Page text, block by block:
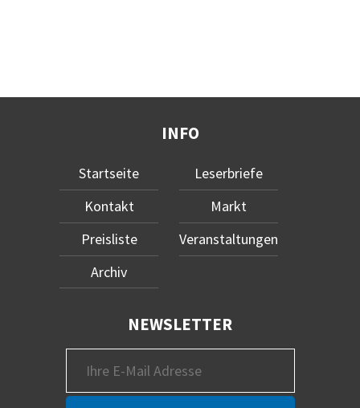
INFO
Startseite
Kontakt
Preisliste
Archiv
Leserbriefe
Markt
Veranstaltungen
NEWSLETTER